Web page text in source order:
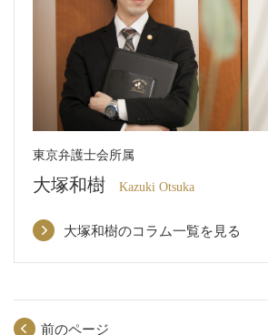
東京弁護士会所属
大塚和樹 Kazuki Otsuka
大塚和樹のコラム一覧を見る
前のページ